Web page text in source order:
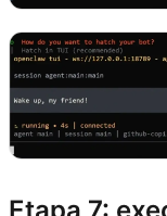
Etapa 7: